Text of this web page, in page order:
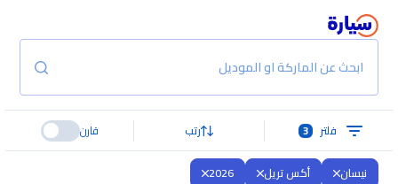
ابحث عن الماركة او الموديل
فلتر 3 رتب قارن
نيسان أكس تريل 2026